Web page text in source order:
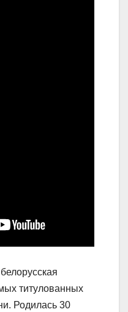
титулованных
Родилась 30